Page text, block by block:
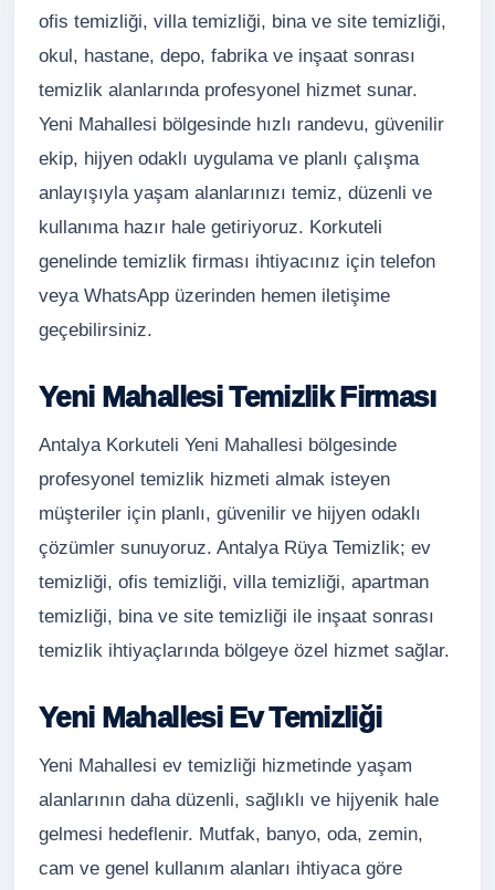
ofis temizliği, villa temizliği, bina ve site temizliği,
okul, hastane, depo, fabrika ve inşaat sonrası
temizlik alanlarında profesyonel hizmet sunar.
Yeni Mahallesi bölgesinde hızlı randevu, güvenilir
ekip, hijyen odaklı uygulama ve planlı çalışma
anlayışıyla yaşam alanlarınızı temiz, düzenli ve
kullanıma hazır hale getiriyoruz. Korkuteli
genelinde temizlik firması ihtiyacınız için telefon
veya WhatsApp üzerinden hemen iletişime
geçebilirsiniz.
Yeni Mahallesi Temizlik Firması
Antalya Korkuteli Yeni Mahallesi bölgesinde
profesyonel temizlik hizmeti almak isteyen
müşteriler için planlı, güvenilir ve hijyen odaklı
çözümler sunuyoruz. Antalya Rüya Temizlik; ev
temizliği, ofis temizliği, villa temizliği, apartman
temizliği, bina ve site temizliği ile inşaat sonrası
temizlik ihtiyaçlarında bölgeye özel hizmet sağlar.
Yeni Mahallesi Ev Temizliği
Yeni Mahallesi ev temizliği hizmetinde yaşam
alanlarının daha düzenli, sağlıklı ve hijyenik hale
gelmesi hedeflenir. Mutfak, banyo, oda, zemin,
cam ve genel kullanım alanları ihtiyaca göre